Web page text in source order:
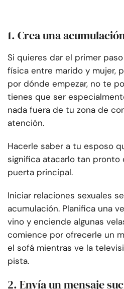
1. Crea una
Si quieres dar el primer
física entre marido y mujer,
por dónde empezar, no te
tienes que ser
nada fuera de tu zona de
atención.
Hacerle saber a tu esposo
significa atacarlo tan pronto
puerta principal.
Iniciar relaciones sexuales
acumulación. Planifica una
vino y enciende algunas
comience por ofrecerle un
el sofá mientras ve la
pista.
2. Envía un mensaje